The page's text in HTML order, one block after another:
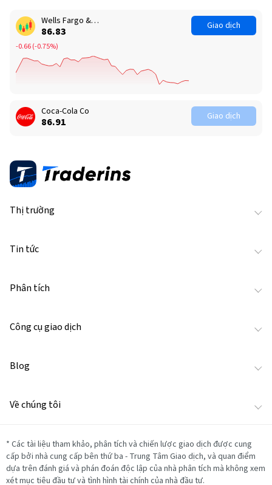
Wells Fargo & Co.
86.83
-0.66(-0.75%)
Giao dịch
Coca-Cola Co
86.89 Giao dịch
Thị trường
Tin tức
Phân tích
Công cụ giao dịch
Blog
Về chúng tôi
* Các tài liệu tham khảo, phân tích và chiến lược giao dịch được cung
cấp bởi nhà cung cấp bên thứ ba - Trung Tâm Giao dịch, và quan điểm
dựa trên đánh giá và phán đoán độc lập của nhà phân tích mà không xem
xét mục tiêu đầu tư và tình hình tài chính của nhà đầu tư.